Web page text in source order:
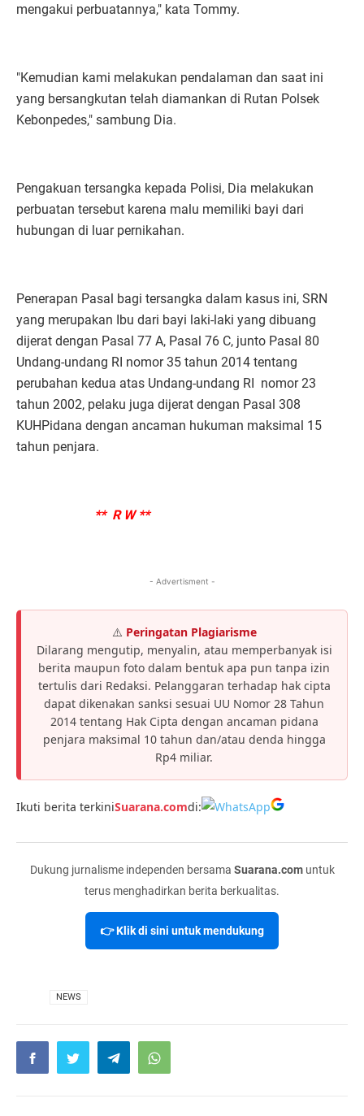
mengakui perbuatannya," kata Tommy.
"Kemudian kami melakukan pendalaman dan saat ini
yang bersangkutan telah diamankan di Rutan Polsek
Kebonpedes," sambung Dia.
Pengakuan tersangka kepada Polisi, Dia melakukan
perbuatan tersebut karena malu memiliki bayi dari
hubungan di luar pernikahan.
Penerapan Pasal bagi tersangka dalam kasus ini, SRN
yang merupakan Ibu dari bayi laki-laki yang dibuang
dijerat dengan Pasal 77 A, Pasal 76 C, junto Pasal 80
Undang-undang RI nomor 35 tahun 2014 tentang
perubahan kedua atas Undang-undang RI nomor 23
tahun 2002, pelaku juga dijerat dengan Pasal 308
KUHPidana dengan ancaman hukuman maksimal 15
tahun penjara.
** R W **
- Advertisment -
⚠️ Peringatan Plagiarisme
Dilarang mengutip, menyalin, atau memperbanyak isi
berita maupun foto dalam bentuk apa pun tanpa izin
tertulis dari Redaksi. Pelanggaran terhadap hak cipta
dapat dikenakan sanksi sesuai UU Nomor 28 Tahun
2014 tentang Hak Cipta dengan ancaman pidana
penjara maksimal 10 tahun dan/atau denda hingga
Rp4 miliar.
Ikuti berita terkiniSuarana.comdi:
Dukung jurnalisme independen bersama Suarana.comuntuk
terus menghadirkan berita berkualitas.
👉 Klik di sini untuk mendukung
NEWS